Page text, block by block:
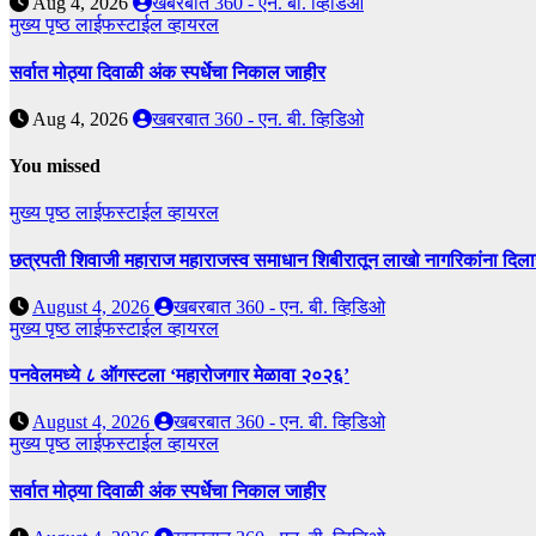
मुख्य पृष्ठलाईफस्टाईलव्हायरल
सर्वात मोठ्या दिवाळी अंक स्पर्धेचा निकाल जाहीर
Aug 4, 2026 खबरबात 360 - एन. बी. व्हिडिओ
You missed
मुख्य पृष्ठलाईफस्टाईलव्हायरल
छत्रपती शिवाजी महाराज महाराजस्व समाधान शिबीरातून लाखो नागरिकांना
August 4, 2026
खबरबात 360 - एन. बी. व्हिडिओ
मुख्य पृष्ठलाईफस्टाईलव्हायरल
पनवेलमध्ये ८ ऑगस्टला ‘महारोजगार मेळावा २०२६’
August 4, 2026
खबरबात 360 - एन. बी. व्हिडिओ
मुख्य पृष्ठलाईफस्टाईलव्हायरल
सर्वात मोठ्या दिवाळी अंक स्पर्धेचा निकाल जाहीर